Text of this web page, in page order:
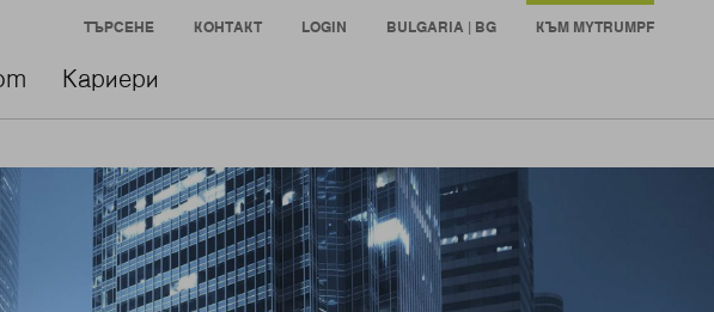
Кариери
ТЪРСЕНЕ КОНТАКТ LOGIN BULGARIA | BG КЪМ MYTRUMPF